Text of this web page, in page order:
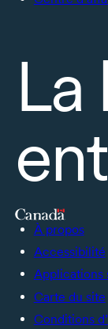
La
À propos
Accessibilité
Applications
Carte du site
Conditions